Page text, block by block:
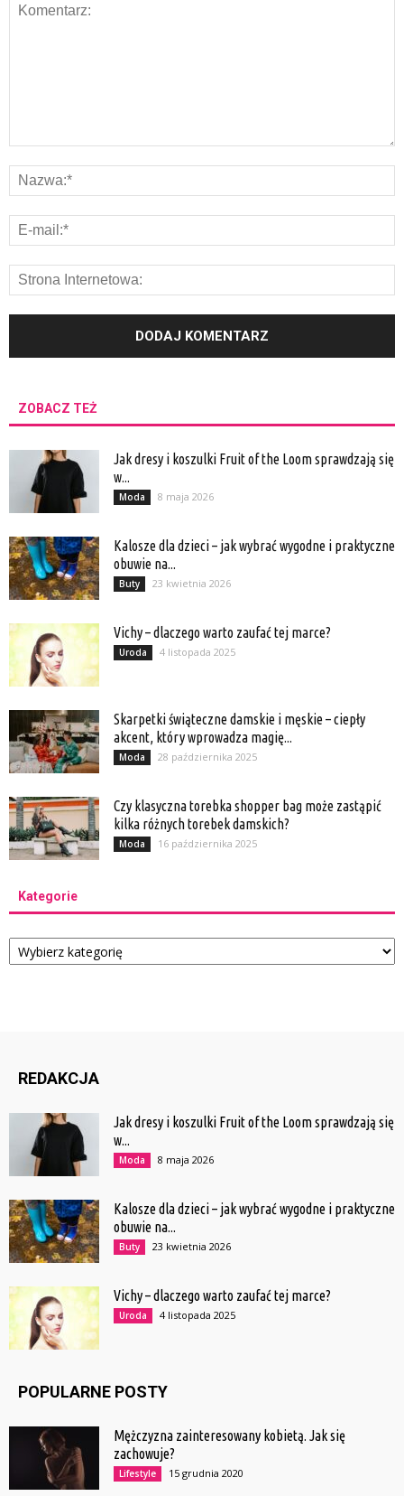
ZOBACZ TEŻ
Jak dresy i koszulki Fruit of the Loom sprawdzają się
w...
Moda 8 maja 2026
Kalosze dla dzieci – jak wybrać wygodne i praktyczne
obuwie na...
Buty 23 kwietnia 2026
Vichy – dlaczego warto zaufać tej marce?
Uroda 4 listopada 2025
Skarpetki świąteczne damskie i męskie – ciepły
akcent, który wprowadza magię...
Moda 28 października 2025
Czy klasyczna torebka shopper bag może zastąpić
kilka różnych torebek damskich?
Moda 16 października 2025
Kategorie
Kategorie
REDAKCJA
Jak dresy i koszulki Fruit of the Loom sprawdzają się
w...
Moda 8 maja 2026
Kalosze dla dzieci – jak wybrać wygodne i praktyczne
obuwie na...
Buty 23 kwietnia 2026
Vichy – dlaczego warto zaufać tej marce?
Uroda 4 listopada 2025
POPULARNE POSTY
Mężczyzna zainteresowany kobietą. Jak się
zachowuje?
Lifestyle 15 grudnia 2020